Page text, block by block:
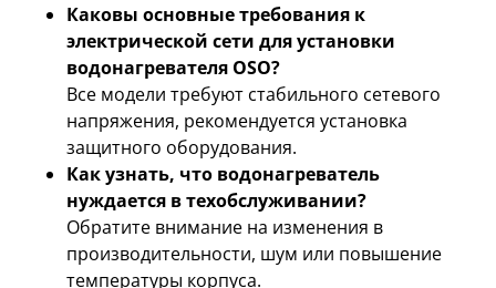
Каковы основные требования к
электрической сети для установки
водонагревателя OSO?
Все модели требуют стабильного сетевого
напряжения, рекомендуется установка
защитного оборудования.
Как узнать, что водонагреватель
нуждается в техобслуживании?
Обратите внимание на изменения в
производительности, шум или повышение
температуры корпуса.